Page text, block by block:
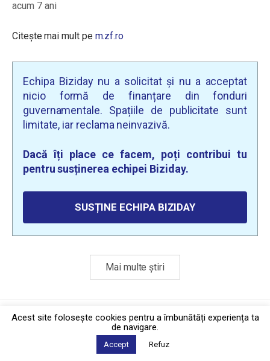
acum 7 ani
Citește mai mult pe m.zf.ro
Echipa Biziday nu a solicitat și nu a acceptat
nicio formă de finanțare din fonduri
guvernamentale. Spațiile de publicitate sunt
limitate, iar reclama neinvazivă.
Dacă îți place ce facem, poți contribui tu
pentru susținerea echipei Biziday.
SUSȚINE ECHIPA BIZIDAY
Mai multe știri
Politica de confidențialitate·Contact
2026 © Biziday
Acest site foloseşte cookies pentru a îmbunătăți experiența ta
de navigare.
Accept Refuz